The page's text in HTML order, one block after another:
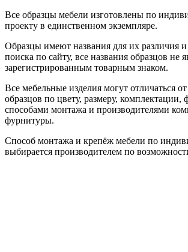
Все образцы мебели изготовлены по
проекту в единственном экземпляре.
Образцы имеют названия для их различия и
поиска по сайту, все названия образцов не
зарегистрированным товарным знаком.
Все мебельные изделия могут отличаться
образцов по цвету, размеру, комплектации,
способами монтажа и производителями
фурнитуры.
Способ монтажа и крепёж мебели по
выбирается производителем по